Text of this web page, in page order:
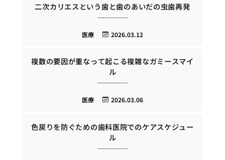
二次カリエスという歯と歯のあいだの虫歯再発
2026.03.12
医療
複数の要因が重なって起こる複雑なガミースマイ
ル
2026.03.06
医療
色戻りを防ぐための歯科医院でのケアスケジュー
ル